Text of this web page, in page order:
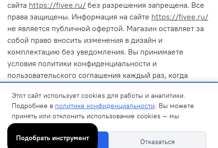
Этот сайт использует cookies для работы и аналитики.
Подробнее в политике конфиденциальности. Вы можете
принять или отклонить использование cookies — мы
запомним выбор.
Принять
Отказаться
Подобрать инструмент
сайта https://fivee.ru/ без разрешения запрещена. Все
права защищены. Информация на сайте https://fivee.ru/
не является публичной офертой. Магазин оставляет за
собой право вносить изменения в дизайн и
комплектацию без уведомления. Вы принимаете
условия политики конфиденциальности и
пользовательского соглашения каждый раз, когда
на сайте 5Элемент шоп (5Element.shop). Cайт
опубликован исключительно в информационных целях в
качестве каталога продукции и не содержит открытую
или скрытую рекламу, а также призывов совершать
какие-либо действия.